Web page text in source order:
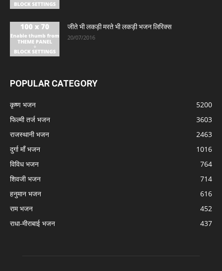
जीते भी लकड़ी मरते भी लकड़ी भजन लिरिक्स
20/07/2016
POPULAR CATEGORY
कृष्ण भजन
5200
फिल्मी तर्ज भजन
3603
राजस्थानी भजन
2463
दुर्गा माँ भजन
1016
विविध भजन
764
शिवजी भजन
714
हनुमान भजन
616
राम भजन
452
राधा-मीराबाई भजन
437